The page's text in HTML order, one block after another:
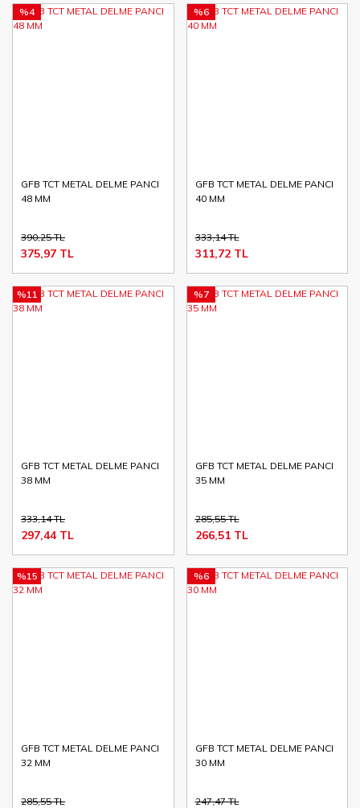
GFB TCT METAL DELME PANCI
48 MM
%4
390,25 TL
375,97 TL
GFB TCT METAL DELME PANCI
40 MM
%6
333,14 TL
311,72 TL
GFB TCT METAL DELME PANCI
38 MM
%11
333,14 TL
297,44 TL
GFB TCT METAL DELME PANCI
35 MM
%7
285,55 TL
266,51 TL
GFB TCT METAL DELME PANCI
32 MM
%15
285,55 TL
GFB TCT METAL DELME PANCI
30 MM
%6
247,47 TL